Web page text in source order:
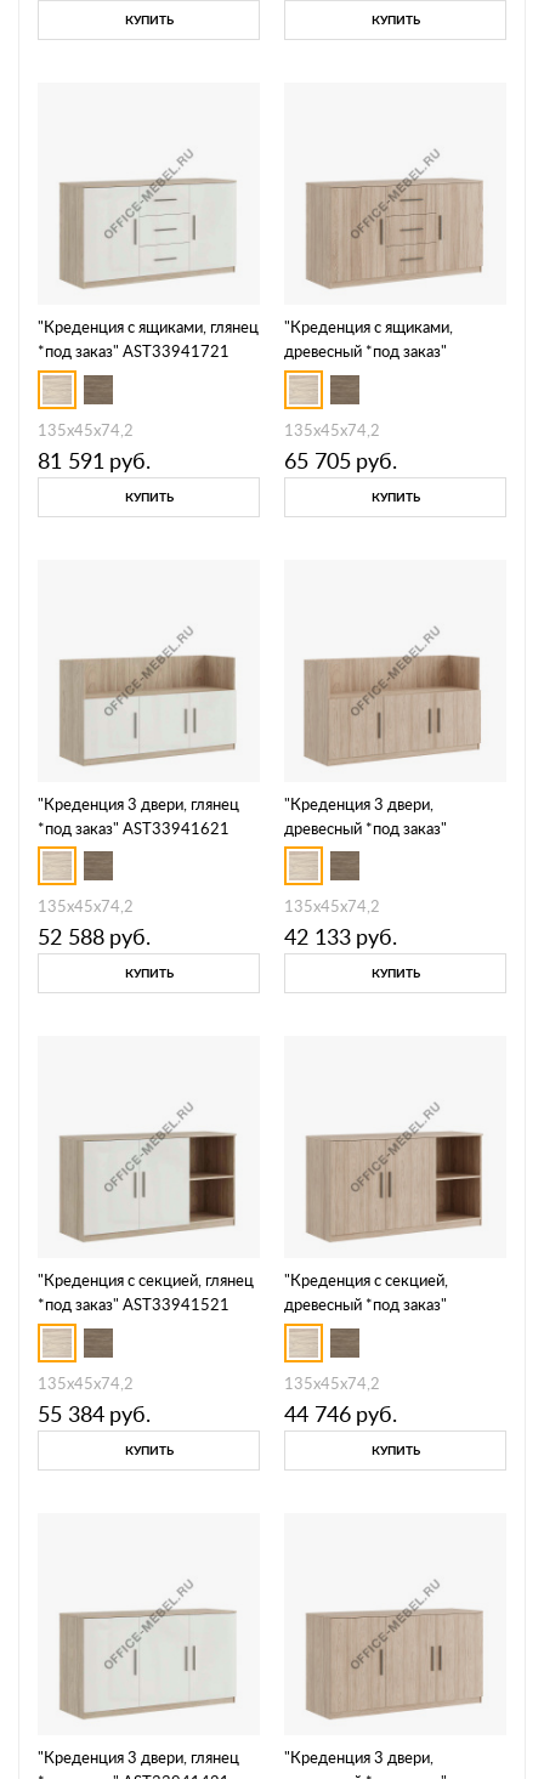
КУПИТЬ КУПИТЬ
"Креденция с ящиками, глянец
*под заказ" AST33941721
135x45x74,2
81 591 руб.
КУПИТЬ
"Креденция с ящиками,
древесный *под заказ"
AST33940702
135x45x74,2
65 705 руб.
КУПИТЬ
"Креденция 3 двери, глянец
*под заказ" AST33941621
135x45x74,2
52 588 руб.
КУПИТЬ
"Креденция 3 двери,
древесный *под заказ"
AST33940602
135x45x74,2
42 133 руб.
КУПИТЬ
"Креденция с секцией, глянец
*под заказ" AST33941521
135x45x74,2
55 384 руб.
КУПИТЬ
"Креденция с секцией,
древесный *под заказ"
AST33940502
135x45x74,2
44 746 руб.
КУПИТЬ
"Креденция 3 двери, глянец
"Креденция 3 двери,